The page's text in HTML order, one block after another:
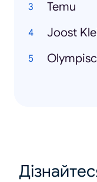
Temu
Joost